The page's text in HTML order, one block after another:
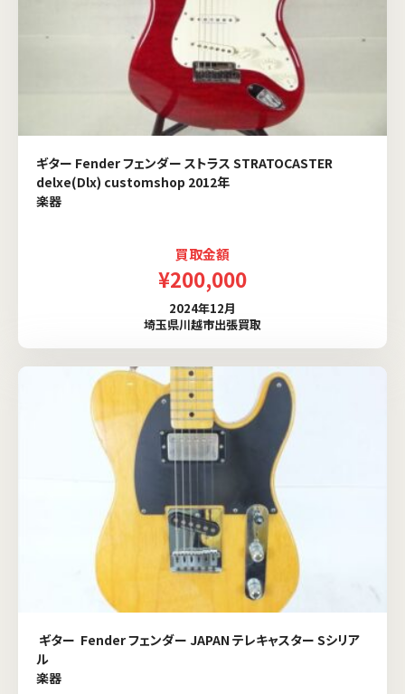
ギター Fender フェンダー ストラス STRATOCASTER
delxe(Dlx) customshop 2012年
楽器
買取金額
¥200,000
2024年12月
埼玉県川越市出張買取
ギター Fender フェンダー JAPAN テレキャスター Sシリア
ル
楽器